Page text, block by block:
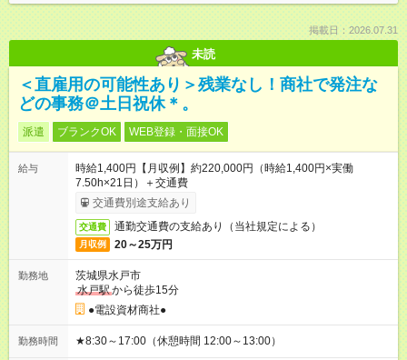
掲載日：2026.07.31
未読
＜直雇用の可能性あり＞残業なし！商社で発注な
どの事務＠土日祝休＊。
派遣 ブランクOK WEB登録・面接OK
給与
時給1,400円【月収例】約220,000円（時給1,400円×実働
7.50h×21日）＋交通費
交通費別途支給あり
交通費 通勤交通費の支給あり（当社規定による）
月収例 20～25万円
勤務地
茨城県水戸市
水戸駅から徒歩15分
●電設資材商社●
勤務時間 ★8:30～17:00（休憩時間 12:00～13:00）